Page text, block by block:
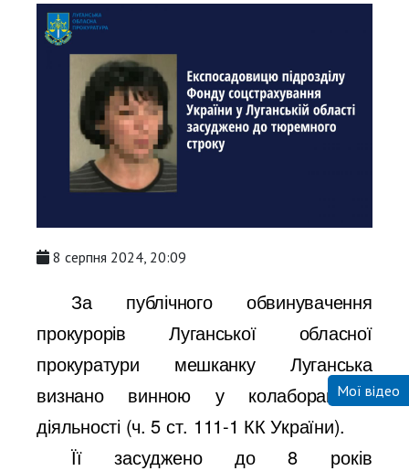
8 серпня 2024, 20:09
За публічного обвинувачення
прокурорів Луганської обласної
прокуратури мешканку Луганська
визнано винною у колабораційній
діяльності (ч. 5 ст. 111-1 КК України).
Її засуджено до 8 років
Мої відео